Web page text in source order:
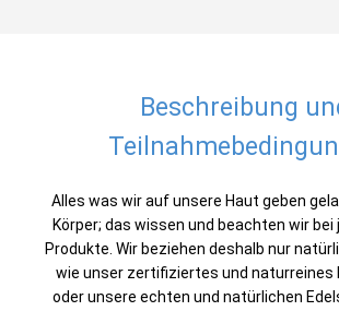
Beschreibung
Alles was wir auf unsere Haut geben
Körper; das wissen und beachten wir
Produkte. Wir beziehen deshalb nur
wie unser zertifiziertes und naturreines
oder unsere echten und natürlichen